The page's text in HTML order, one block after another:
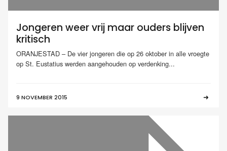
Jongeren weer vrij maar ouders blijven
kritisch
ORANJESTAD – De vier jongeren die op 26 oktober in alle vroegte
op St. Eustatius werden aangehouden op verdenking...
9 NOVEMBER 2015